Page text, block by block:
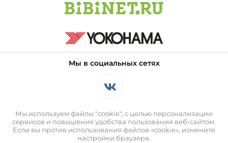
Мы в социальных сетях
Мы используем файлы "cookie", с целью персонализации
сервисов и повышения удобства пользования веб-сайтом.
Если вы против использования файлов «cookie», измените
настройки браузера.